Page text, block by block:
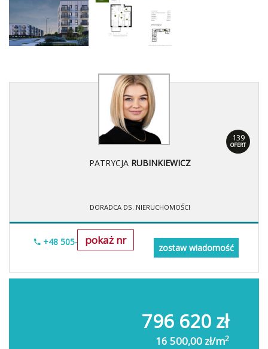
139
OFERT
PATRYCJA RUBINKIEWICZ
DORADCA DS. NIERUCHOMOŚCI
pokaż nr
+48 505-236-943
zostaw wiadomość
796 620 zł
16 500,00 zł/m2